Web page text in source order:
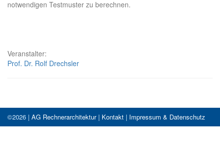
notwendigen Testmuster zu berechnen.
Veranstalter:
Prof. Dr. Rolf Drechsler
©2026 | AG Rechnerarchitektur| Kontakt | Impressum & Datenschutz